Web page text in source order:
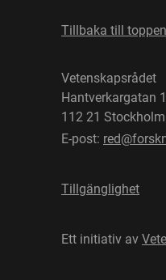
Tillbaka till toppen
Vetenskapsrådet
Hantverkargatan
112 21 Stockholm
E-post:
Tillgänglighet
Ett initiativ av